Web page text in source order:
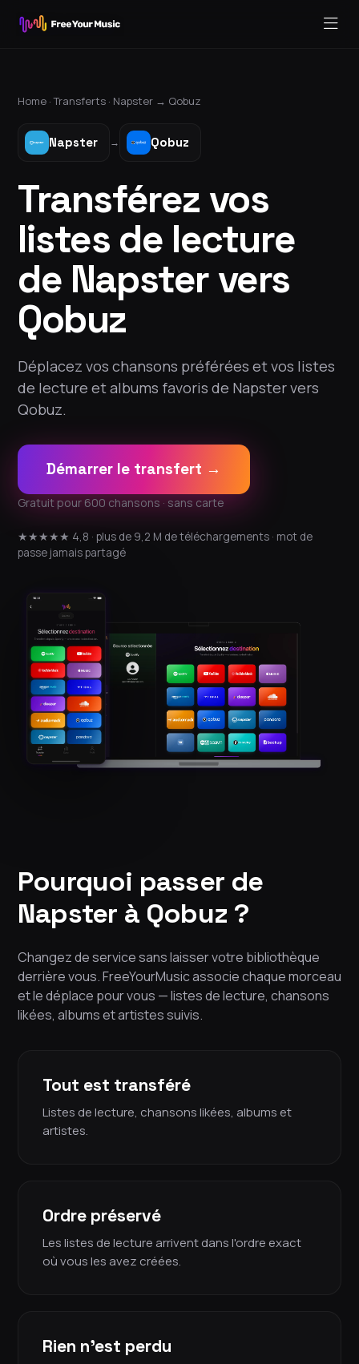
Home ·Transferts · Napster → Qobuz
Napster → Qobuz
Transférez vos
listes de lecture
de Napster vers
Qobuz
Déplacez vos chansons préférées et vos listes
de lecture et albums favoris de Napster vers
Qobuz.
Démarrer le transfert →
Gratuit pour 600 chansons · sans carte
★★★★★ 4,8 · plus de 9,2 M de téléchargements · mot de
passe jamais partagé
Pourquoi passer de
Napster à Qobuz ?
Changez de service sans laisser votre bibliothèque
derrière vous. FreeYourMusic associe chaque morceau
et le déplace pour vous — listes de lecture, chansons
likées, albums et artistes suivis.
Tout est transféré
Listes de lecture, chansons likées, albums et
artistes.
Ordre préservé
Les listes de lecture arrivent dans l'ordre exact
où vous les avez créées.
Rien n'est perdu